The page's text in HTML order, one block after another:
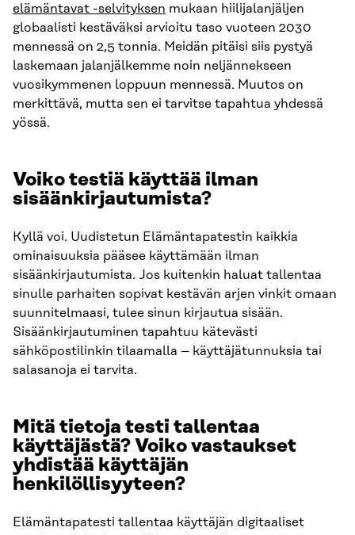
elämäntavat -selvityksen mukaan hiilijalanjäljen
globaalisti kestäväksi arvioitu taso vuoteen 2030
mennessä on 2,5 tonnia. Meidän pitäisi siis pystyä
laskemaan jalanjälkemme noin neljännekseen
vuosikymmenen loppuun mennessä. Muutos on
merkittävä, mutta sen ei tarvitse tapahtua yhdessä
yössä.
Voiko testiä käyttää ilman
sisäänkirjautumista?
Kyllä voi. Uudistetun Elämäntapatestin kaikkia
ominaisuuksia pääsee käyttämään ilman
sisäänkirjautumista. Jos kuitenkin haluat tallentaa
sinulle parhaiten sopivat kestävän arjen vinkit omaan
suunnitelmaasi, tulee sinun kirjautua sisään.
Sisäänkirjautuminen tapahtuu kätevästi
sähköpostilinkin tilaamalla – käyttäjätunnuksia tai
salasanoja ei tarvita.
Mitä tietoja testi tallentaa
käyttäjästä? Voiko vastaukset
yhdistää käyttäjän
henkilöllisyyteen?
Elämäntapatesti tallentaa käyttäjän digitaaliset